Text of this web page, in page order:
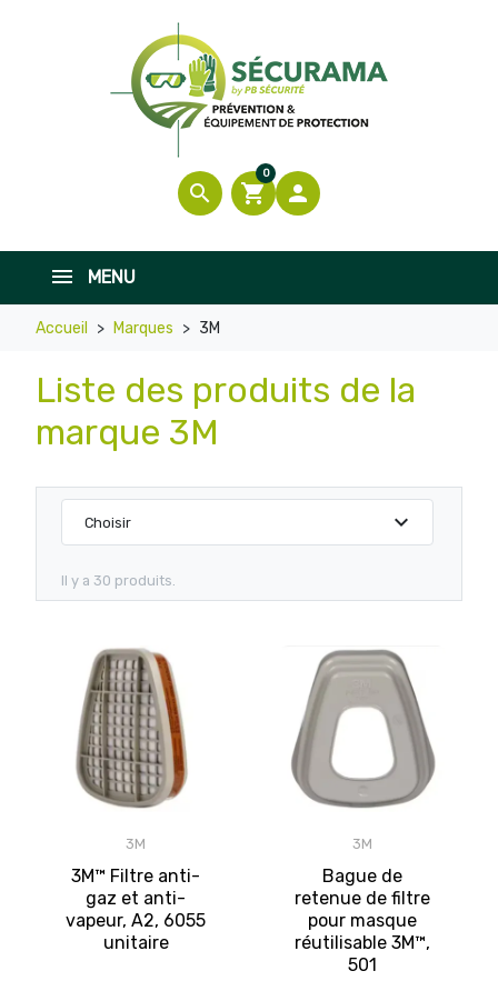
search shopping_cart
0

MENU
Accueil Marques 3M
Liste des produits de la
marque 3M
Il y a 30 produits.
Choisir expand_more
3M
3M™ Filtre anti-
gaz et anti-
vapeur, A2, 6055
unitaire
3M
Bague de
retenue de filtre
pour masque
réutilisable 3M™,
501